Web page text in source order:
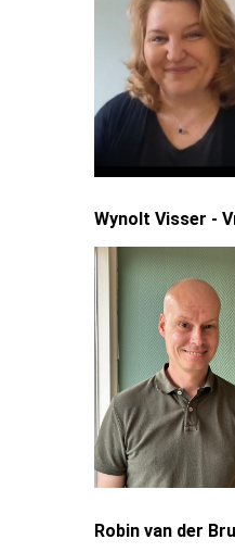
Wynolt Visser -
Robin van der